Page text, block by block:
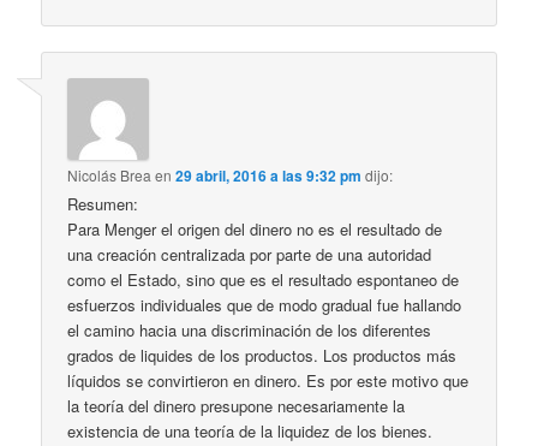
Nicolás Breaen29 abril, 2016 a las 9:32 pm dijo:
Resumen:
Para Menger el origen del dinero no es el resultado de
una creación centralizada por parte de una autoridad
como el Estado, sino que es el resultado espontaneo de
esfuerzos individuales que de modo gradual fue hallando
el camino hacia una discriminación de los diferentes
grados de liquides de los productos. Los productos más
líquidos se convirtieron en dinero. Es por este motivo que
la teoría del dinero presupone necesariamente la
existencia de una teoría de la liquidez de los bienes.